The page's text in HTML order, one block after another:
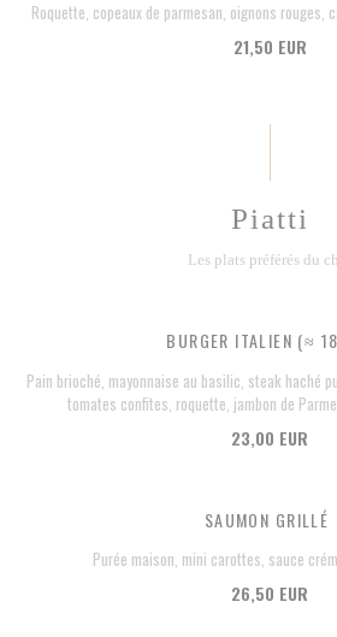
Roquette, copeaux de parmesan, oignons rouges,
21,50 EUR
Piatti
Les plats préférés du
BURGER ITALIEN (≈
Pain brioché, mayonnaise au basilic, steak haché
tomates confites, roquette, jambon de
23,00 EUR
SAUMON GRILLÉ
Purée maison, mini carottes, sauce
26,50 EUR